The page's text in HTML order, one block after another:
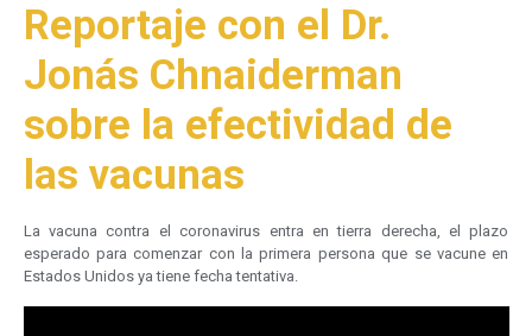
Reportaje con el Dr.
Jonás Chnaiderman
sobre la efectividad de
las vacunas
La vacuna contra el coronavirus entra en tierra derecha, el plazo
esperado para comenzar con la primera persona que se vacune en
Estados Unidos ya tiene fecha tentativa.